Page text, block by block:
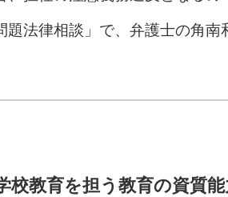
題法律相談」で、弁護士の角南
校教育を担う教育の資質